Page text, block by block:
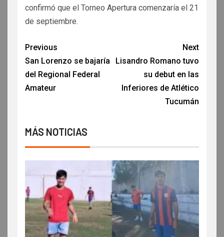
confirmó que el Torneo Apertura comenzaría el 21
de septiembre.
Previous
San Lorenzo se bajaría
del Regional Federal
Amateur
Next
Lisandro Romano tuvo
su debut en las
Inferiores de Atlético
Tucumán
MÁS NOTICIAS